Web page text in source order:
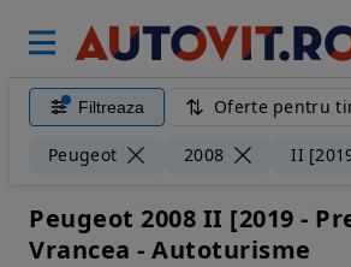
Filtreaza Oferte pentru
Peugeot 2008 II
Peugeot 2008 II [2019 -
Vrancea - Autoturisme